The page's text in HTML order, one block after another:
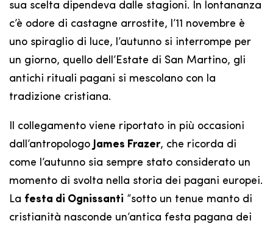
sua scelta dipendeva dalle stagioni. In lontananza
c’è odore di castagne arrostite, l’11 novembre è
uno spiraglio di luce, l’autunno si interrompe per
un giorno, quello dell’Estate di San Martino, gli
antichi rituali pagani si mescolano con la
tradizione cristiana.
Il collegamento viene riportato in più occasioni
dall’antropologo James Frazer, che ricorda di
come l’autunno sia sempre stato considerato un
momento di svolta nella storia dei pagani europei.
La festa di Ognissanti “sotto un tenue manto di
cristianità nasconde un’antica festa pagana dei